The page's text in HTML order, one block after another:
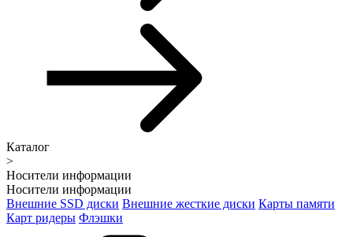
Каталог
>
Носители информации
Носители информации
Внешние SSD диски Внешние жесткие диски Карты памяти
Карт ридеры Флэшки